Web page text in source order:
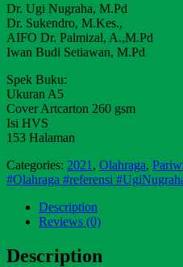
Dr. Ugi Nugraha, M.Pd
Dr. Sukendro, M.Kes.,
AIFO Dr. Palmizal, A.,M.Pd
Iwan Budi Setiawan, M.Pd
Spek Buku:
Ukuran A5
Cover Artcarton 260 gsm
Isi HVS
153 Halaman
Categories: 2021 , Olahraga,
#Olahraga #referensi
Description
Reviews (0)
Description